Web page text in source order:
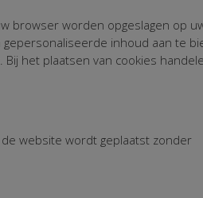
browser worden opgeslagen op
inhoud aan te
het plaatsen van cookies
website wordt geplaatst zonder